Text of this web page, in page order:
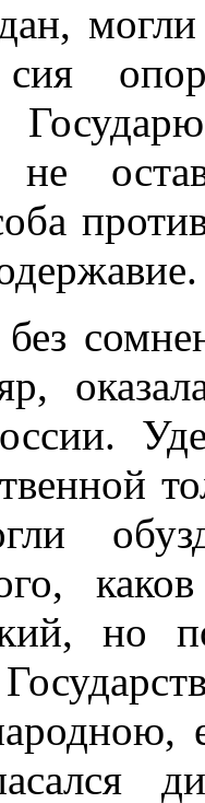
не
но